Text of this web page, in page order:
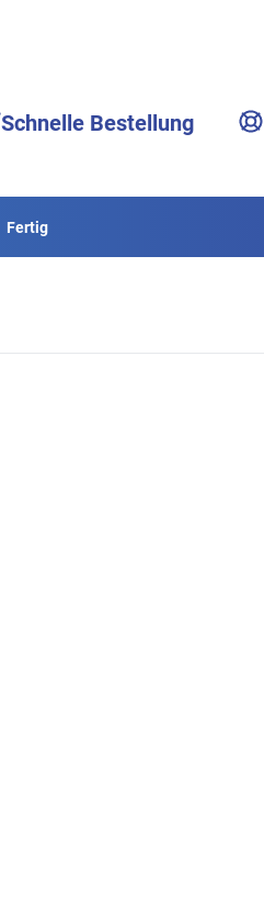
Schnelle Bestellung
Fertig